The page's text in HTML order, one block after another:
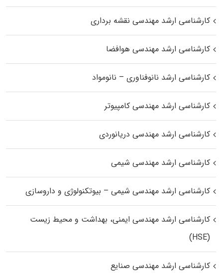
کارشناسی ارشد مهندسی نقشه برداری
کارشناسی ارشد مهندسی هوافضا
کارشناسی ارشد نانوفناوری – نانومواد
کارشناسی ارشد مهندسی کامپیوتر
کارشناسی ارشد مهندسی دریانوردی
کارشناسی ارشد مهندسی شیمی
کارشناسی ارشد مهندسی شیمی – بیوتکنولوژی و داروسازی
کارشناسی ارشد مهندسی ایمنی، بهداشت و محیط زیست
(HSE)
کارشناسی ارشد مهندسی صنایع